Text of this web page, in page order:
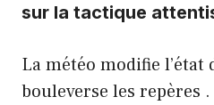
sur la tactique
La météo modifie l’état
bouleverse les repères